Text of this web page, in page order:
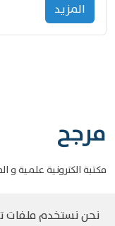
المزید
مرجح
مكتبة الكترونية علمية و
نحن نستخدم ملفات